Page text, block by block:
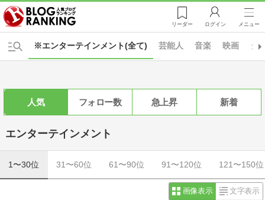
リーダー ログイン メニュー
※エンターテインメント(全て) 芸能人 音楽 映画 ダ
人気 フォロー数 急上昇 新着
エンターテインメント
1〜30位 31〜60位 61〜90位 91〜120位 121〜150位
画像表示 文字表示